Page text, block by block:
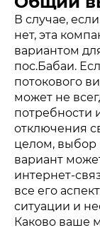
В случае,
нет, эта
вариантом
пос.Бабаи.
потокового
может не
потребности
отключения
целом, выбор
вариант
интернет-
все его
ситуации и
Каково ваше